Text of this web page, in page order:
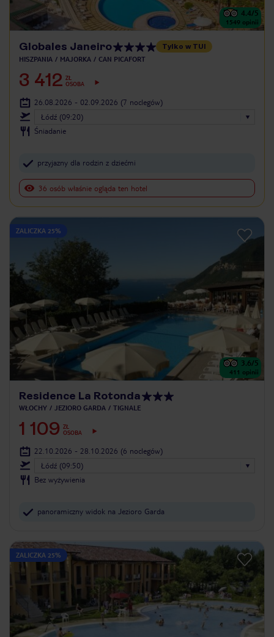
4.4/5
1549 opinii
Globales Janeiro Tylko w TUI
HISZPANIA MAJORKA CAN PICAFORT
3 412 ZŁ
OSOBA
26.08.2026 - 02.09.2026 (7 noclegów)
Łódź (09:20)
Śniadanie
przyjazny dla rodzin z dziećmi
36 osób właśnie ogląda ten hotel
ZALICZKA 25%
3.6/5
411 opinii
Residence La Rotonda
WŁOCHY JEZIORO GARDA TIGNALE
1 109 ZŁ
OSOBA
22.10.2026 - 28.10.2026 (6 noclegów)
Łódź (09:50)
Bez wyżywienia
panoramiczny widok na Jezioro Garda
ZALICZKA 25%